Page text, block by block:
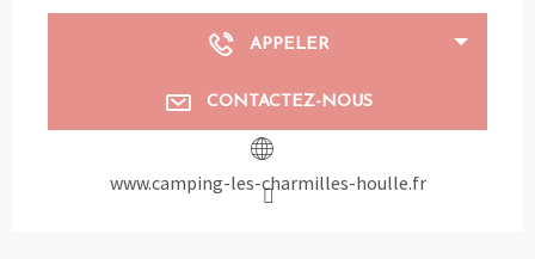
APPELER
CONTACTEZ-NOUS
www.camping-les-charmilles-houlle.fr